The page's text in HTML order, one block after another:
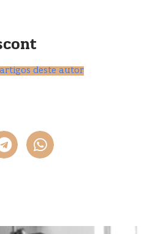
deste autor